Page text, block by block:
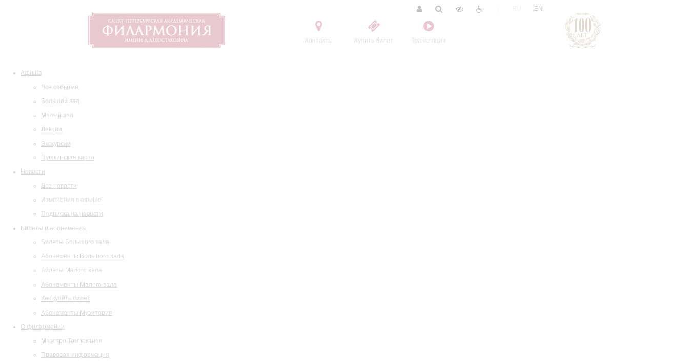
Контакты Купить билет Трансляции
EN
Афиша
Все события
Большой зал
Малый зал
Лекции
Экскурсии
Пушкинская карта
Новости
Все новости
Изменения в афише
Подписка на новости
Билеты и абонементы
Билеты Большого зала
Абонементы Большого зала
Билеты Малого зала
Абонементы Малого зала
Как купить билет
Абонементы Музитория
О филармонии
Маэстро Темирканов
Правовая информация